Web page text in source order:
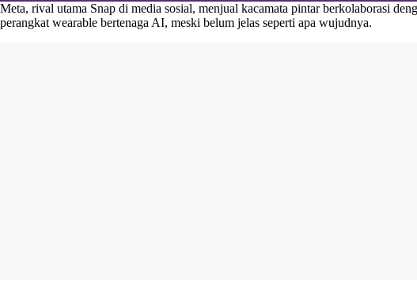
Meta, rival utama Snap di media sosial, menjual kacamata pintar berkolaborasi
perangkat wearable bertenaga AI, meski belum jelas seperti apa wujudnya.